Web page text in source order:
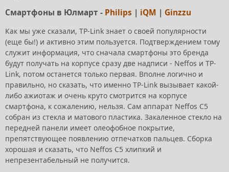
Смартфоны в Юлмарт - Philips | iQM | Ginzzu
Как мы уже сказали, TP-Link знает о своей популярности
(еще бы!) и активно этим пользуется. Подтверждением тому
служит информация, что сначала смартфоны это бренда
будут получать на корпусе сразу две надписи - Neffos и TP-
Link, потом останется только первая. Вполне логично и
правильно, но сказать, что именно TP-Link вызывает какой-
либо ажиотаж и очень круто смотрится на корпусе
смартфона, к сожалению, нельзя. Сам аппарат Neffos C5
собран из стекла и матового пластика. Закаленное стекло на
передней панели имеет олеофобное покрытие,
препятствующее появлению отпечатков пальцев. Сборка
хорошая и сказать, что Neffos C5 хлипкий и
непрезентабельный не получится.